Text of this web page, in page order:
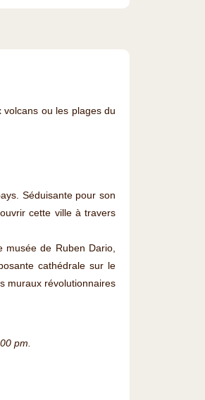
ou les plages du
Séduisante pour son
cette ville à travers
de Ruben Dario,
cathédrale sur le
muraux révolutionnaires
pm.